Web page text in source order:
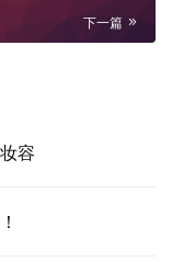
下一篇
容